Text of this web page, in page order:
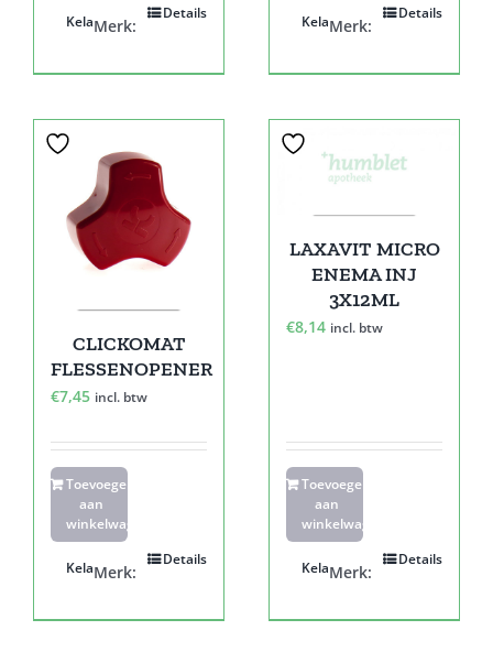
Details
Merk:
Kela
Details
Merk:
Kela
CLICKOMAT
FLESSENOPENER
€7,45 incl. btw
Toevoegen
aan
winkelwagen
Details
Merk:
Kela
LAXAVIT MICRO
ENEMA INJ
3X12ML
€8,14 incl. btw
Toevoegen
aan
winkelwagen
Details
Merk:
Kela